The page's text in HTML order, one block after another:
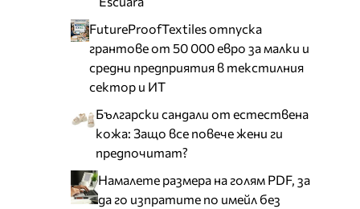
FutureProofTextiles отпуска
грантове от 50 000 евро за малки и
средни предприятия в текстилния
сектор и ИТ
Български сандали от естествена
кожа: Защо все повече жени ги
предпочитат?
Намалете размера на голям PDF, за
да го изпратите по имейл без